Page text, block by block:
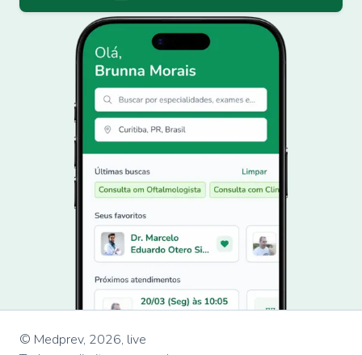
© Medprev, 2026, live